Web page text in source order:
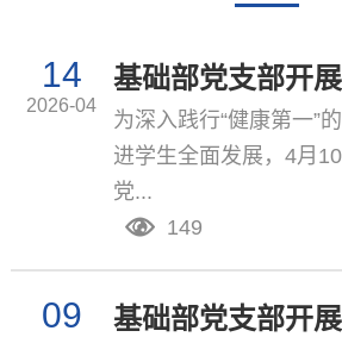
14
2026-04
基础部党支部开
为深入践行“健康第一”
进学生全面发展，4月
党...
149
09 基础部党支部开